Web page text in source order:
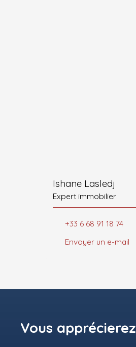
Ishane Lasledj
Expert immobilier
+33 6 68 91 18 74
Envoyer un e-mail
Vous apprécierez